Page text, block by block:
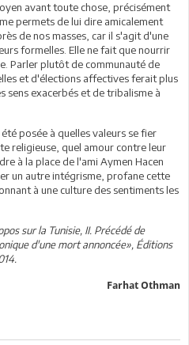
avant toute chose, précisément
permets de lui dire amicalement
de nos masses, car il s'agit d'une
formelles. Elle ne fait que nourrir
Parler plutôt de communauté de
et d'élections affectives ferait plus
sens exacerbés et de tribalisme à
posée à quelles valeurs se fier
religieuse, quel amour contre leur
à la place de l'ami Aymen Hacen
un autre intégrisme, profane cette
à une culture des sentiments les
sur la Tunisie, II. Précédé de
d'une mort annoncée», Éditions
Farhat Othman